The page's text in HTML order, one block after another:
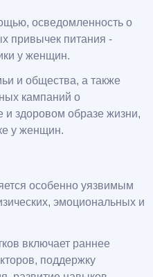
осведомленность о
привычек питания -
у женщин.
и общества, а также
кампаний о
и здоровом образе жизни,
у женщин.
особенно уязвимым
эмоциональных и
включает раннее
поддержку